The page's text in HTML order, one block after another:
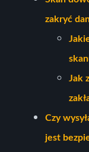
zakryć
Jak
Czy
jest